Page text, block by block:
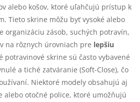
alebo košov, ktoré uľahčujú prístup k
Tieto skrine môžu byť vysoké alebo
organizáciu zásob, suchých potravín,
na rôznych úrovniach pre lepšiu
potravinové skrine sú často vybavené
a tiché zatváranie (Soft-Close), čo
Niektoré modely obsahujú aj
alebo otočné police, ktoré umožňujú